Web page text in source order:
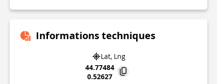
Informations techniques
Lat, Lng
44.77484
0.52627